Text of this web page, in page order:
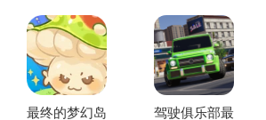
Simulator)
最终的梦幻岛
驾驶俱乐部最